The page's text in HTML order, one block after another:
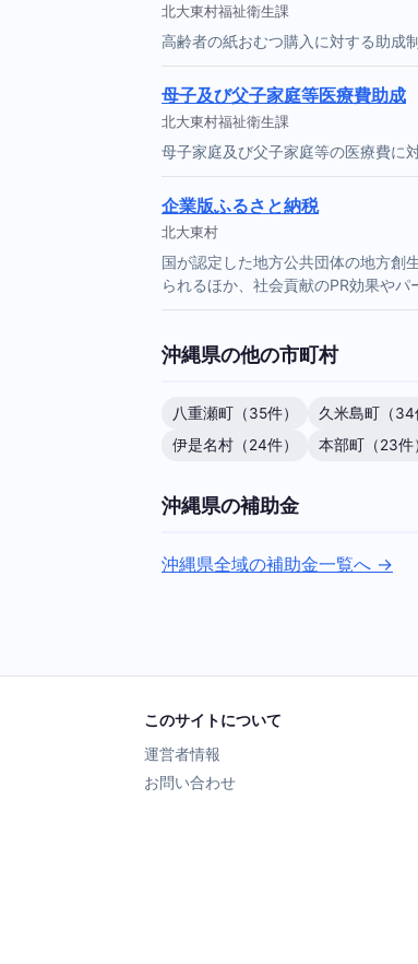
北大東村福祉衛生課
高齢者の紙おむつ購入に対する助成
母子及び父子家庭等医療費助成
北大東村福祉衛生課
母子家庭及び父子家庭等の医療費に
企業版ふるさと納税
北大東村
国が認定した地方公共団体の地方創
られるほか、社会貢献のPR効果やパ
沖縄県の他の市町村
八重瀬町（35件） 久米島町（34
伊是名村（24件）
本部町（23件
沖縄県の補助金
沖縄県全域の補助金一覧へ →
このサイトについて
運営者情報
お問い合わせ